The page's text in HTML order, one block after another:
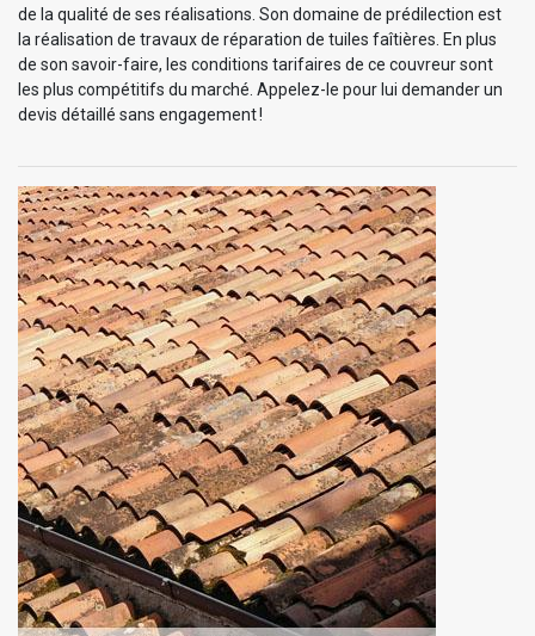
de la qualité de ses réalisations. Son domaine de prédilection est
la réalisation de travaux de réparation de tuiles faîtières. En plus
de son savoir-faire, les conditions tarifaires de ce couvreur sont
les plus compétitifs du marché. Appelez-le pour lui demander un
devis détaillé sans engagement !